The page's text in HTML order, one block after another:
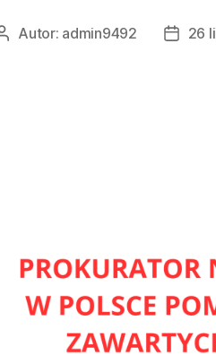
AutorAutor: admin9492
Data
26